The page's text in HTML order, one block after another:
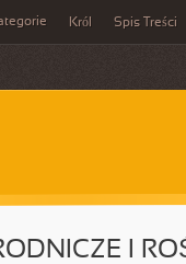
Król Spis Treści
I